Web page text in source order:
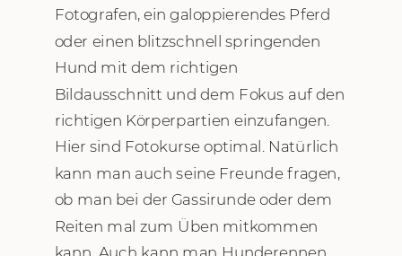
Fotografen, ein galoppierendes Pferd
oder einen blitzschnell springenden
Hund mit dem richtigen
Bildausschnitt und dem Fokus auf den
richtigen Körperpartien einzufangen.
Hier sind Fotokurse optimal. Natürlich
kann man auch seine Freunde fragen,
ob man bei der Gassirunde oder dem
Reiten mal zum Üben mitkommen
kann. Auch kann man Hunderennen